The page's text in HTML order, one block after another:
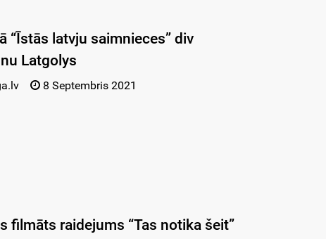
“Īstās latvju saimnieces” div
Latgolys
8 Septembris 2021
filmāts raidejums “Tas notika šeit”